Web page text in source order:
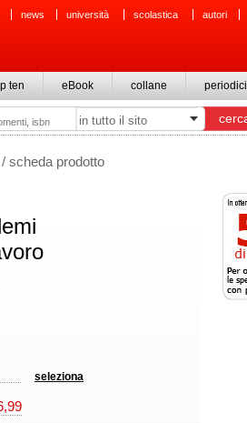
news università scolastica autori
ten eBook collane periodici
/ scheda prodotto
seleziona